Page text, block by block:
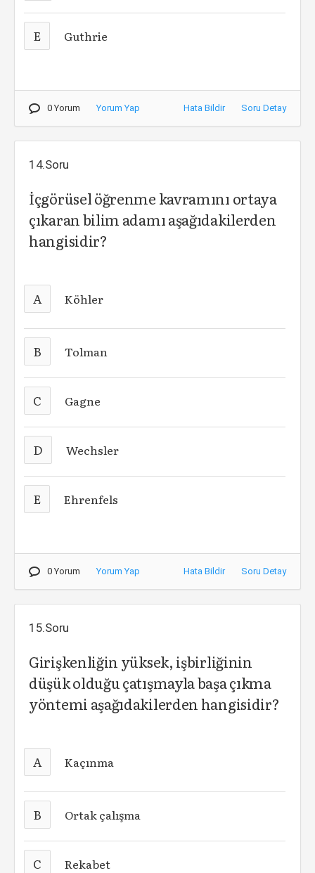
E Guthrie
0 Yorum Yorum Yap Hata Bildir Soru Detay
14.Soru
İçgörüsel öğrenme kavramını ortaya
çıkaran bilim adamı aşağıdakilerden
hangisidir?
A Köhler
B Tolman
C Gagne
D Wechsler
E Ehrenfels
0 Yorum Yorum Yap Hata Bildir Soru Detay
15.Soru
Girişkenliğin yüksek, işbirliğinin
düşük olduğu çatışmayla başa çıkma
yöntemi aşağıdakilerden hangisidir?
A Kaçınma
B Ortak çalışma
C Rekabet